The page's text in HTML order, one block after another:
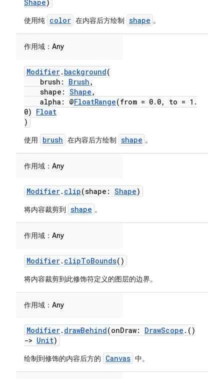
Shape)
使用纯 color 在内容后方绘制 shape 。
作用域： Any
Modifier. background(
brush: Brush ,
shape: Shape ,
alpha: @FloatRange(from = 0.0, to = 1.
0) Float
)
使用 brush 在内容后方绘制 shape 。
作用域： Any
Modifier. clip(shape: Shape)
将内容裁剪到 shape 。
作用域： Any
Modifier. clipToBounds()
将内容裁剪到此修饰符定义的图层的边界。
作用域： Any
Modifier. drawBehind(onDraw: DrawScope .()
-> Unit)
绘制到修饰的内容后方的 Canvas 中。